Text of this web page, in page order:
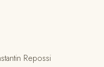
Repossi